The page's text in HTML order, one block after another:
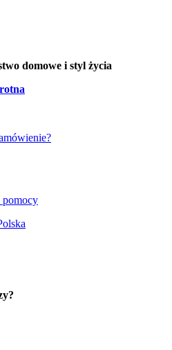
domowe i styl życia
pomocy